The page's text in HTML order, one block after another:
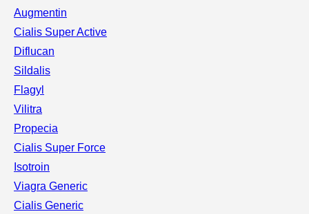
Augmentin
Cialis Super Active
Diflucan
Sildalis
Flagyl
Vilitra
Propecia
Cialis Super Force
Isotroin
Viagra Generic
Cialis Generic